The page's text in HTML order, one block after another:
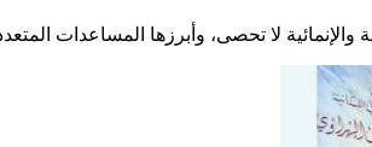
والإنمائية لا تحصى، وأبرزها المساعدات